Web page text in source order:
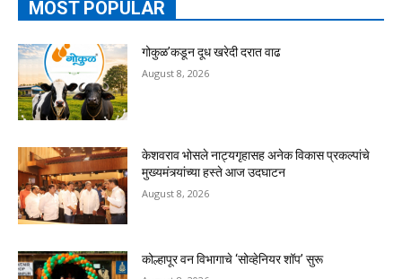
MOST POPULAR
गोकुळ’कडून दूध खरेदी दरात वाढ
August 8, 2026
केशवराव भोसले नाट्यगृहासह अनेक विकास प्रकल्पांचे
मुख्यमंत्र्यांच्या हस्ते आज उदघाटन
August 8, 2026
कोल्हापूर वन विभागाचे ‘सोव्हेनियर शॉप’ सुरू